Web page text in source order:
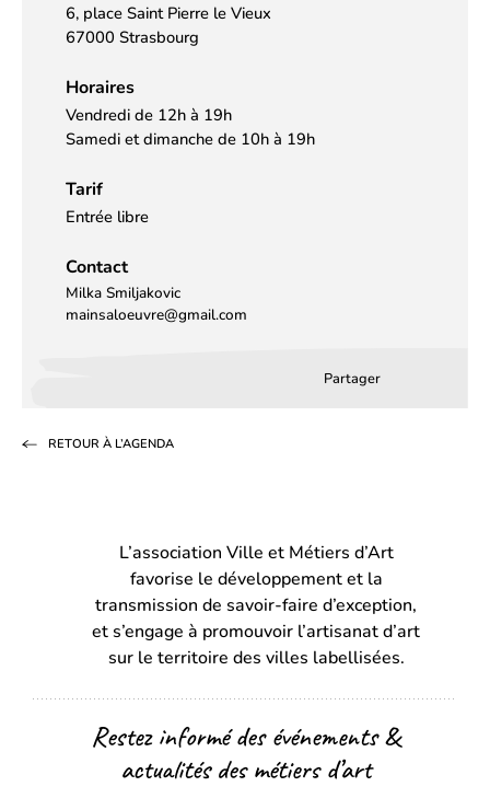
6, place Saint Pierre le Vieux
67000 Strasbourg
Horaires
Vendredi de 12h à 19h
Samedi et dimanche de 10h à 19h
Tarif
Entrée libre
Contact
Milka Smiljakovic
mainsaloeuvre@gmail.com
Partager
un
onglet)onglet)
RETOUR À L’AGENDA
L’association Ville et Métiers d’Art
favorise le développement et la
transmission de savoir-faire d’exception,
et s’engage à promouvoir l’artisanat d’art
sur le territoire des villes labellisées.
Restez informé des événements &
actualités des métiers d’art